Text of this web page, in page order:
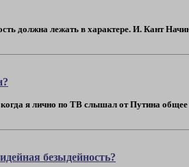
должна лежать в характере. И. Кант
я лично по ТВ слышал от Путина
безыдейность?